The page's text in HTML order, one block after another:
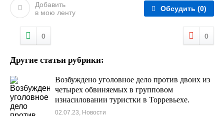
Добавить
в мою ленту
Обсудить (0)
0 0
Другие статьи рубрики:
Возбуждено уголовное дело против двоих из
четырех обвиняемых в групповом
изнасиловании туристки в Торревьехе.
02.07.23, Новости